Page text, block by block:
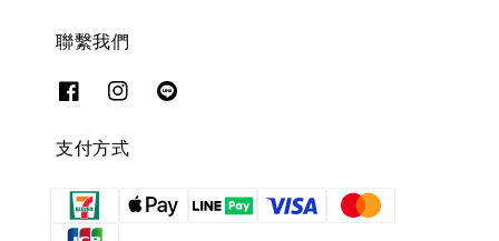
聯繫我們
支付方式